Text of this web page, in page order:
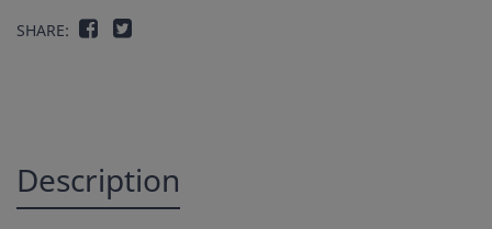
SHARE:
Description